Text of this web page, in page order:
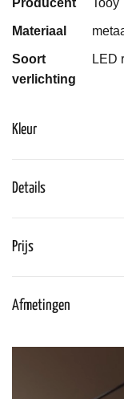
Producent Tooy
Materiaal
Soort
verlichting
LED
Kleur
Details
Prijs
Afmetingen